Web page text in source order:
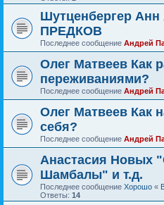
Шутценбергер
ПРЕДКОВ
Последнее сообщение Андрей
Олег Матвеев Как
переживаниями?
Последнее сообщение Андрей
Олег Матвеев Как
себя?
Последнее сообщение Андрей
Анастасия Новых
Шамбалы" и т.д.
Последнее сообщение Хорошо «
Ответы: 14